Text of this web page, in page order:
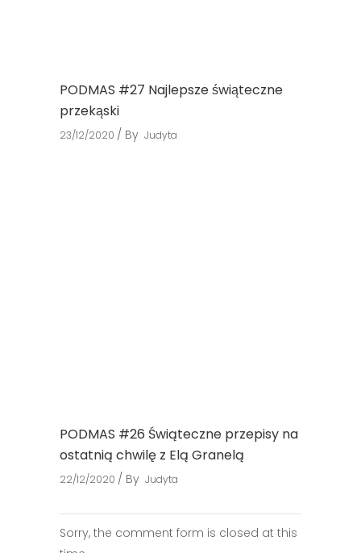
PODMAS #27 Najlepsze świąteczne
przekąski
23/12/2020 By Judyta
PODMAS #26 Świąteczne przepisy na
ostatnią chwilę z Elą Granelą
22/12/2020 By Judyta
Sorry, the comment form is closed at this